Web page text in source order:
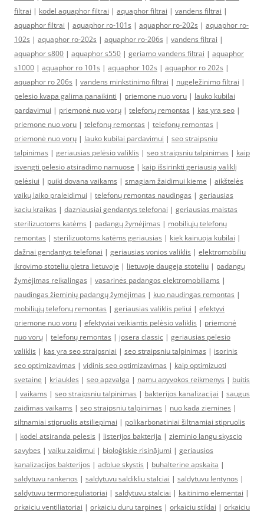
filtrai | kodel aquaphor filtrai | aquaphor filtrai | vandens filtrai |
aquaphor filtrai | aquaphor ro-101s | aquaphor ro-202s | aquaphor ro-
102s | aquaphor ro-202s | aquaphor ro-206s | vandens filtrai |
aquaphor s800 | aquaphor s550 | geriamo vandens filtrai | aquaphor
s1000 | aquaphor ro 101s | aquaphor 102s | aquaphor ro 202s |
aquaphor ro 206s | vandens minkstinimo filtrai | nugeležinimo filtrai |
pelesio kvapa galima panaikinti | priemone nuo voru | lauko kubilai
pardavimui | priemonė nuo vorų | telefonų remontas | kas yra seo |
priemone nuo voru | telefonų remontas | telefonų remontas |
priemonė nuo vorų | lauko kubilai pardavimui | seo straipsniu
talpinimas | geriausias pelėsio valiklis | seo straipsniu talpinimas | kaip
isvengti pelesio atsiradimo namuose | kaip išsirinkti geriausią valiklį
pelėsiui | puiki dovana vaikams | smagiam žaidimui kieme | aikštelės
vaikų laiko praleidimui | telefonų remontas naudingas | geriausias
kaciu kraikas | dazniausiai gendantys telefonai | geriausias maistas
sterilizuotoms katėms | padangų žymėjimas | mobiliųjų telefonų
remontas | sterilizuotoms katėms geriausias | kiek kainuoja kubilai |
dažnai gendantys telefonai | geriausias vonios valiklis | elektromobiliu
ikrovimo stoteliu pletra lietuvoje | lietuvoje daugeja stoteliu | padangų
žymėjimas reikalingas | vasarinės padangos elektromobiliams |
naudingas žieminių padangų žymėjimas | kuo naudingas remontas |
mobiliųjų telefonų remontas | geriausias valiklis peliui | efektyvi
priemone nuo voru | efektyviai veikiantis pelėsio valiklis | priemonė
nuo vorų | telefonų remontas | josera classic | geriausias pelesio
valiklis | kas yra seo straipsniai | seo straipsniu talpinimas | isorinis
seo optimizavimas | vidinis seo optimizavimas | kaip optimizuoti
svetaine | kriaukles | seo apzvalga | namu apyvokos reikmenys | buitis
| vaikams | seo straipsniu talpinimas | bakterijos kanalizacijai | saugus
zaidimas vaikams | seo straipsniu talpinimas | nuo kada ziemines |
siltnamiai stipruolis atsiliepimai | polikarbonatiniai šiltnamiai stipruolis
| kodel atsiranda pelesis | listerijos bakterija | zieminio langu skyscio
savybes | vaiku zaidimui | bioloģiskie risinājumi | geriausios
kanalizacijos bakterijos | adblue skystis | buhalterine apskaita |
saldytuvu rankenos | saldytuvu saldikliu stalciai | saldytuvu lentynos |
saldytuvu termoreguliatoriai | saldytuvu stalciai | kaitinimo elementai |
orkaiciu ventiliatoriai | orkaiciu duru tarpines | orkaiciu stiklai | orkaiciu